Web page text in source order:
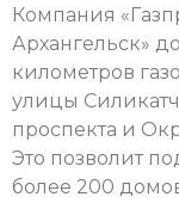
Компания
Архангельск»
километров
улицы
проспекта и
Это позволит
более 200